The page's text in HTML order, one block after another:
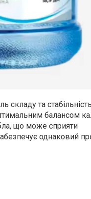
складу та стабільність
балансом
що може сприяти
однаковий